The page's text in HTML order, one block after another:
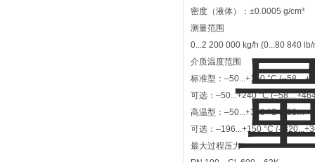
密度（液体）：±0.0005 g/cm³
测量范围
0...2 200 000 kg/h (0...80 840 lb/
介质温度范围
标准型：–50...+150 °C
可选：–50...+240 °C
高温型：–50...+350 °C
可选：–196...+150 °C
最大过程压力